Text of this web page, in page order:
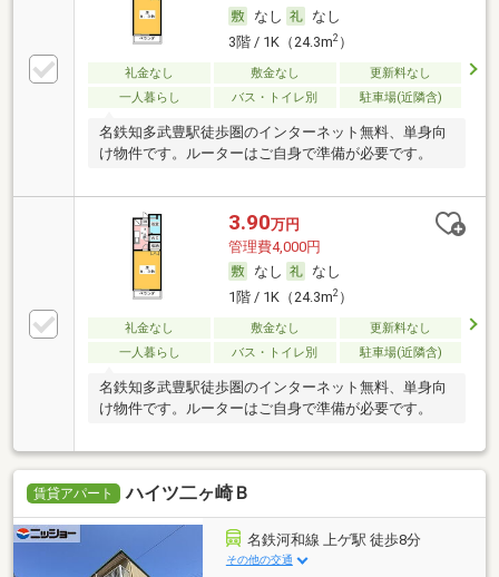
なし
なし
3階 / 1K（24.3m2）
礼金なし 敷金なし
更新料なし
一人暮らし
バス・トイレ別 駐車場(近隣含)
名鉄知多武豊駅徒歩圏のインターネット無料、単身向
け物件です。ルーターはご自身で準備が必要です。
3.90万円
管理費4,000円
なし
なし
1階 / 1K（24.3m2）
礼金なし 敷金なし
更新料なし
一人暮らし
バス・トイレ別 駐車場(近隣含)
名鉄知多武豊駅徒歩圏のインターネット無料、単身向
け物件です。ルーターはご自身で準備が必要です。
賃貸アパート ハイツ二ヶ崎Ｂ
名鉄河和線 上ゲ駅 徒歩8分
その他の交通